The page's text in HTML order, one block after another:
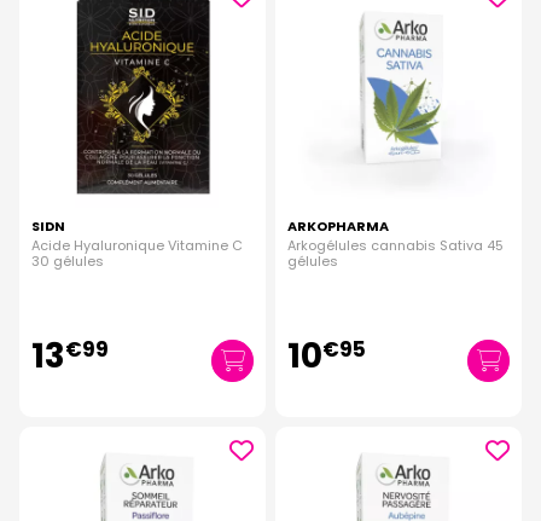
SIDN
Acide Hyaluronique Vitamine C
30 gélules
13€99
ARKOPHARMA
Arkogélules cannabis Sativa 45
gélules
10€95